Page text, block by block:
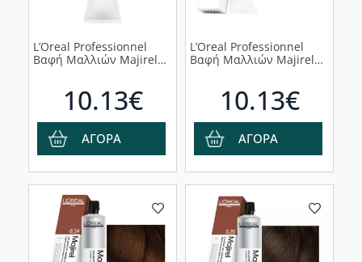
L’Oreal Professionnel
Βαφή Μαλλιών Majirel
10.13€
ΑΓΟΡΑ
L’Oreal Professionnel
Βαφή Μαλλιών Majirel
10.13€
ΑΓΟΡΑ